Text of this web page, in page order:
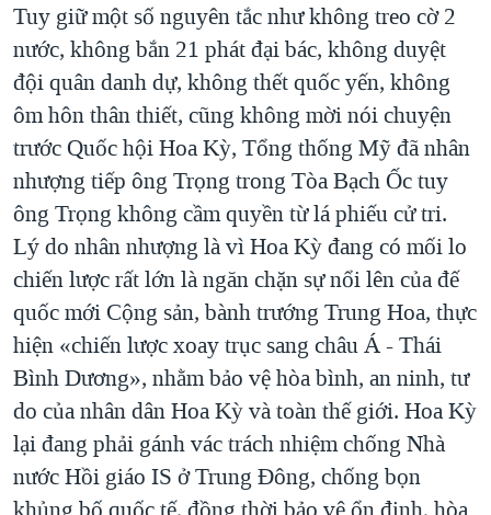
Tuy giữ một số nguyên tắc như không treo cờ 2
nước, không bắn 21 phát đại bác, không duyệt
đội quân danh dự, không thết quốc yến, không
ôm hôn thân thiết, cũng không mời nói chuyện
trước Quốc hội Hoa Kỳ, Tổng thống Mỹ đã nhân
nhượng tiếp ông Trọng trong Tòa Bạch Ốc tuy
ông Trọng không cầm quyền từ lá phiếu cử tri.
Lý do nhân nhượng là vì Hoa Kỳ đang có mối lo
chiến lược rất lớn là ngăn chặn sự nổi lên của đế
quốc mới Cộng sản, bành trướng Trung Hoa, thực
hiện «chiến lược xoay trục sang châu Á - Thái
Bình Dương», nhằm bảo vệ hòa bình, an ninh, tư
do của nhân dân Hoa Kỳ và toàn thế giới. Hoa Kỳ
lại đang phải gánh vác trách nhiệm chống Nhà
nước Hồi giáo IS ở Trung Đông, chống bọn